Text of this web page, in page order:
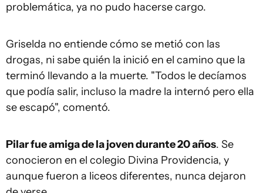
problemática, ya no pudo hacerse cargo.
Griselda no entiende cómo se metió con las
drogas, ni sabe quién la inició en el camino que la
terminó llevando a la muerte. "Todos le decíamos
que podía salir, incluso la madre la internó pero ella
se escapó", comentó.
Pilar fue amiga de la joven durante 20 años. Se
conocieron en el colegio Divina Providencia, y
aunque fueron a liceos diferentes, nunca dejaron